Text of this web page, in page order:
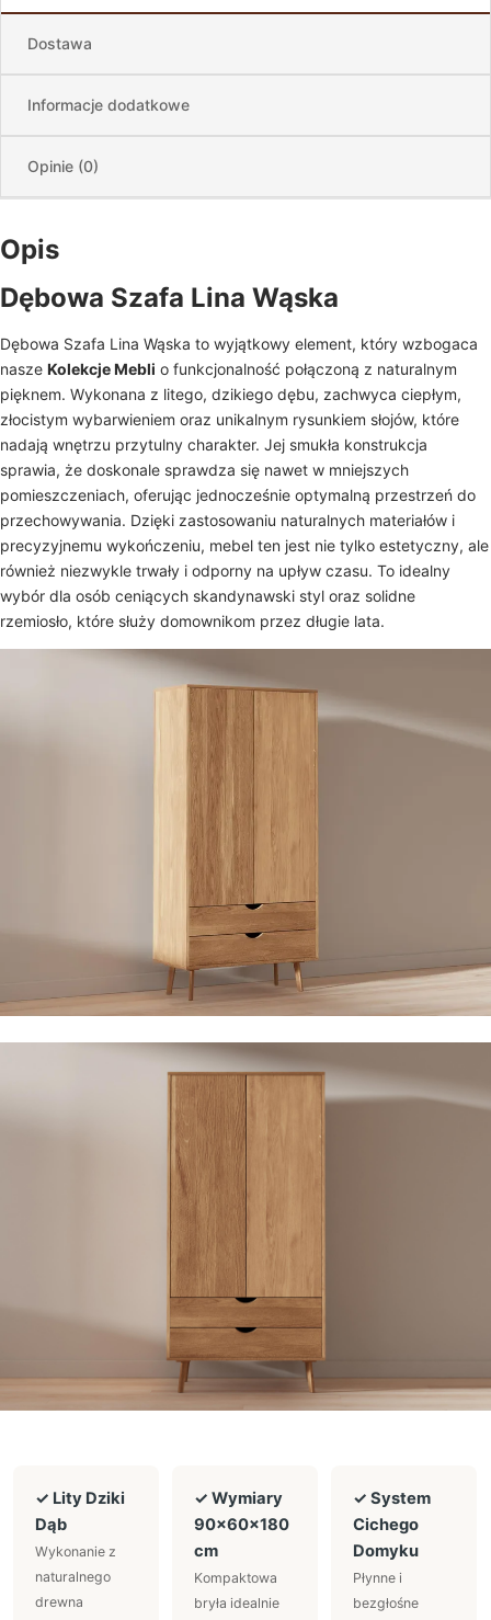
Dostawa
Informacje dodatkowe
Opinie (0)
Opis
Dębowa Szafa Lina Wąska
Dębowa Szafa Lina Wąska to wyjątkowy element, który wzbogaca
nasze Kolekcje Mebli o funkcjonalność połączoną z naturalnym
pięknem. Wykonana z litego, dzikiego dębu, zachwyca ciepłym,
złocistym wybarwieniem oraz unikalnym rysunkiem słojów, które
nadają wnętrzu przytulny charakter. Jej smukła konstrukcja
sprawia, że doskonale sprawdza się nawet w mniejszych
pomieszczeniach, oferując jednocześnie optymalną przestrzeń do
przechowywania. Dzięki zastosowaniu naturalnych materiałów i
precyzyjnemu wykończeniu, mebel ten jest nie tylko estetyczny, ale
również niezwykle trwały i odporny na upływ czasu. To idealny
wybór dla osób ceniących skandynawski styl oraz solidne
rzemiosło, które służy domownikom przez długie lata.
✓ Lity Dziki
Dąb
Wykonanie z
naturalnego
drewna
✓ Wymiary
90x60x180
cm
Kompaktowa
bryła idealnie
✓ System
Cichego
Domyku
Płynne i
bezgłośne